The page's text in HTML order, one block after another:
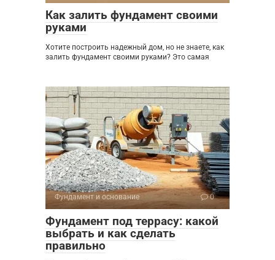
Как залить фундамент своими
руками
Хотите построить надежный дом, но не знаете, как
залить фундамент своими руками? Это самая
Фундамент и основание 0
Фундамент под террасу: какой
выбрать и как сделать
правильно